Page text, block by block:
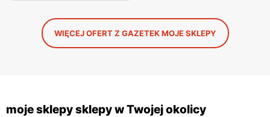
WIĘCEJ OFERT Z GAZETEK MOJE SKLEPY
moje sklepy sklepy w Twojej okolicy